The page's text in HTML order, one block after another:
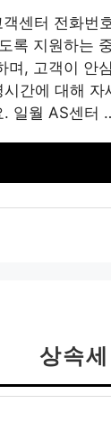
센터 전화번
록 지원하는
며, 고객이 안
간에 대해
. 일월 AS센터
상속